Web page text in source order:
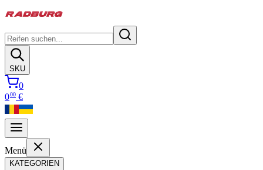
SKU
0
000 €
Menü
KATEGORIEN